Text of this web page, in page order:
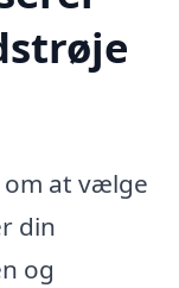
at vælge
din
og